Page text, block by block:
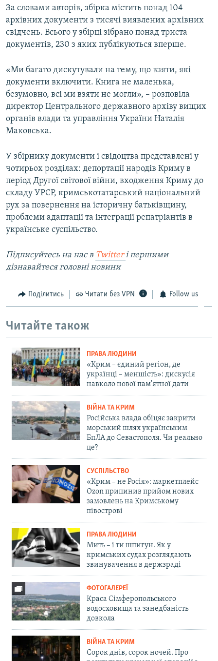
За словами авторів, збірка містить понад 104
архівних документи з тисячі виявлених архівних
свідчень. Всього у збірці зібрано понад триста
документів, 230 з яких публікуються вперше.
«Ми багато дискутували на тему, що взяти, які
документи включити. Книга не маленька,
безумовно, всі ми взяти не могли», – розповіла
директор Центрального державного архіву вищих
органів влади та управління України Наталія
Маковська.
У збірнику документи і свідоцтва представлені у
чотирьох розділах: депортації народів Криму в
період Другої світової війни, входження Криму до
складу УРСР, кримськотатарський національний
рух за повернення на історичну батьківщину,
проблеми адаптації та інтеграції репатріантів в
українське суспільство.
Підписуйтесь на наc в Twitterі першими
дізнавайтеся головні новини
Поділитись Читати без VPN Follow us
Читайте також
ПРАВА ЛЮДИНИ
«Крим – єдиний регіон, де
українці – меншість»: дискусія
навколо нової пам'ятної дати
ВІЙНА ТА КРИМ
Російська влада обіцяє закрити
морський шлях українським
БпЛА до Севастополя. Чи реально
це?
СУСПІЛЬСТВО
«Крим – не Росія»: маркетплейс
Ozon припинив прийом нових
замовлень на Кримському
півострові
ПРАВА ЛЮДИНИ
Мить – і ти шпигун. Як у
кримських судах розглядають
звинувачення в держзраді
ФОТОГАЛЕРЕЇ
Краса Сімферопольського
водосховища та занедбаність
довкола
ВІЙНА ТА КРИМ
Сорок днів, сорок ночей. Про